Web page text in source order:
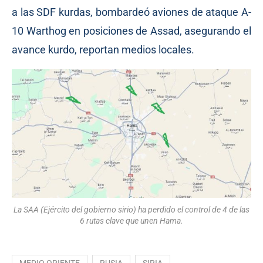
a las SDF kurdas, bombardeó aviones de ataque A-
10 Warthog en posiciones de Assad, asegurando el
avance kurdo, reportan medios locales.
La SAA (Ejército del gobierno sirio) ha perdido el control de 4 de las
6 rutas clave que unen Hama.